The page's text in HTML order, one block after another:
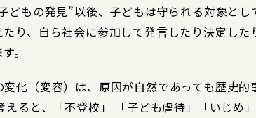
どもの発見”以後、子どもは守られる対象と
り、自ら社会に参加して発言したり決定し
。
化（変容）は、原因が自然であっても歴史
ると、「不登校」 「子ども虐待」「いじめ